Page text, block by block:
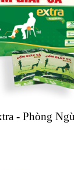
- Phòng